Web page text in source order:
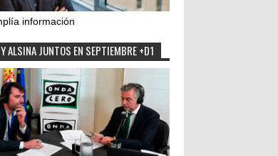
información
ALSINA JUNTOS EN SEPTIEMBRE +D1